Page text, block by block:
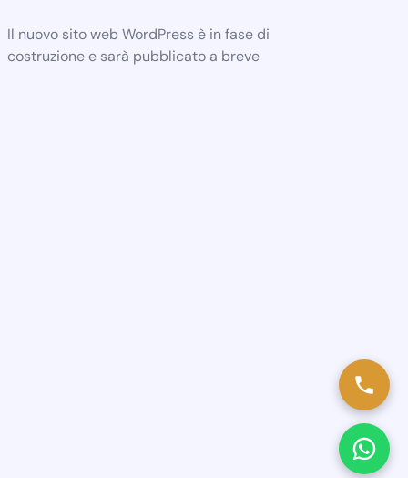
Il nuovo sito web WordPress è in fase di
costruzione e sarà pubblicato a breve